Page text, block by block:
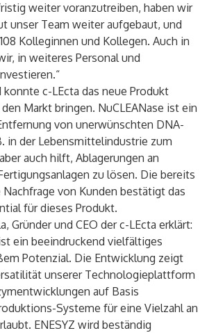
weiter voranzutreiben, haben wir
unser Team weiter aufgebaut, und
Kolleginnen und Kollegen. Auch in
in weiteres Personal und
konnte c-LEcta das neue Produkt
den Markt bringen. NuCLEANase ist ein
von unerwünschten DNA-
in der Lebensmittelindustrie zum
auch hilft, Ablagerungen an
zu lösen. Die bereits
Nachfrage von Kunden bestätigt das
für dieses Produkt.
Gründer und CEO der c-LEcta erklärt:
ein beeindruckend vielfältiges
Potenzial. Die Entwicklung zeigt
unserer Technologieplattform
auf Basis
Systeme für eine Vielzahl an
ENESYZ wird beständig